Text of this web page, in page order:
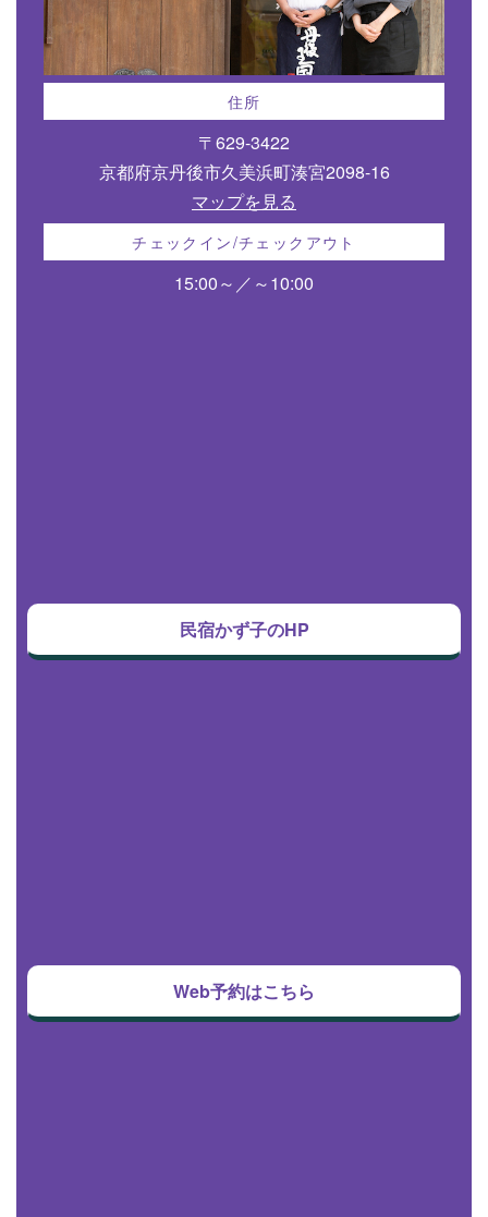
住所
〒629-3422
京都府京丹後市久美浜町湊宮2098-16
マップを見る
チェックイン/チェックアウト
15:00～／～10:00
民宿かず子のHP
Web予約はこちら